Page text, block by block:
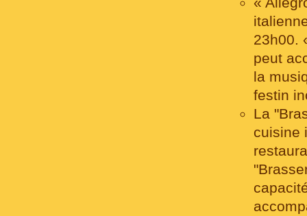
23h00.
peut
la
festin
La
cuisine